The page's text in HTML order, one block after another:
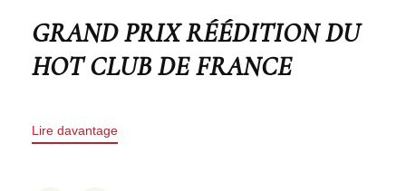
GRAND PRIX RÉÉDITION DU
HOT CLUB DE FRANCE
Lire davantage